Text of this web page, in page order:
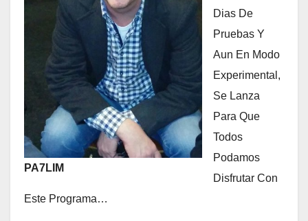
PA7LIM
Dias De
Pruebas Y
Aun En Modo
Experimental,
Se Lanza
Para Que
Todos
Podamos
Disfrutar Con
Este Programa…